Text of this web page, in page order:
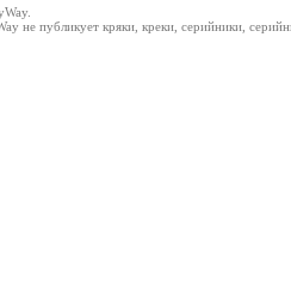
не публикует кряки, креки, серийники,